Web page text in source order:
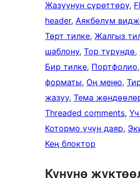
Жазуунун сүрөттөрү,
header, Аякбөлүм
Төрт тилке, Жалгыз
шаблону, Тор түрүндө,
Бир тилке, Портфолио,
форматы, Оң меню,
жазуу, Тема
Threaded comments,
Котормо үчүн даяр,
Кең блоктор
Күнүнө